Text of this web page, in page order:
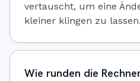
vertauscht, um eine
kleiner klingen zu lassen.
Wie runden die